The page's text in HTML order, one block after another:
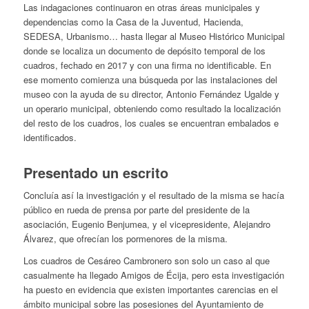
Las indagaciones continuaron en otras áreas municipales y
dependencias como la Casa de la Juventud, Hacienda,
SEDESA, Urbanismo… hasta llegar al Museo Histórico Municipal
donde se localiza un documento de depósito temporal de los
cuadros, fechado en 2017 y con una firma no identificable. En
ese momento comienza una búsqueda por las instalaciones del
museo con la ayuda de su director, Antonio Fernández Ugalde y
un operario municipal, obteniendo como resultado la localización
del resto de los cuadros, los cuales se encuentran embalados e
identificados.
Presentado un escrito
Concluía así la investigación y el resultado de la misma se hacía
público en rueda de prensa por parte del presidente de la
asociación, Eugenio Benjumea, y el vicepresidente, Alejandro
Álvarez, que ofrecían los pormenores de la misma.
Los cuadros de Cesáreo Cambronero son solo un caso al que
casualmente ha llegado Amigos de Écija, pero esta investigación
ha puesto en evidencia que existen importantes carencias en el
ámbito municipal sobre las posesiones del Ayuntamiento de